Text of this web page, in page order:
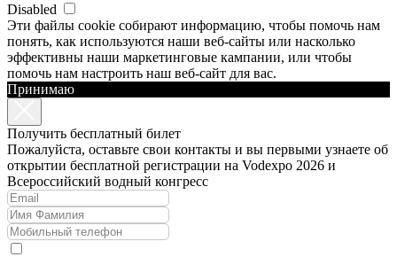
Disabled
Эти файлы cookie собирают информацию, чтобы помочь нам
понять, как используются наши веб-сайты или насколько
эффективны наши маркетинговые кампании, или чтобы
помочь нам настроить наш веб-сайт для вас.
Принимаю
Получить бесплатный билет
Пожалуйста, оставьте свои контакты и вы первыми узнаете об
открытии бесплатной регистрации на Vodexpo 2026 и
Всероссийский водный конгресс